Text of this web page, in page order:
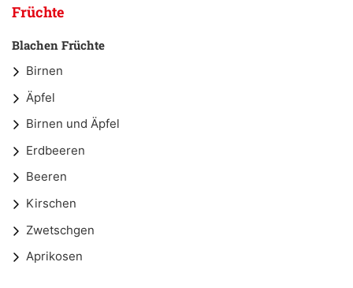
Früchte
Blachen Früchte
Birnen
Äpfel
Birnen und Äpfel
Erdbeeren
Beeren
Kirschen
Zwetschgen
Aprikosen